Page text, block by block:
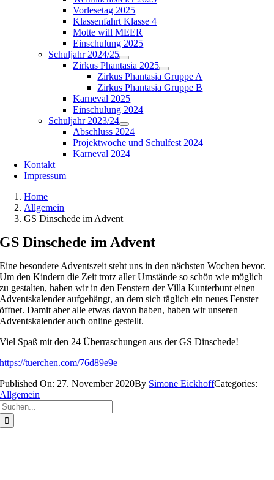
Vorlesetag 2025
Klassenfahrt Klasse 4
Motte will MEER
Einschulung 2025
Schuljahr 2024/25
Zirkus Phantasia 2025
Zirkus Phantasia Gruppe A
Zirkus Phantasia Gruppe B
Karneval 2025
Einschulung 2024
Schuljahr 2023/24
Abschluss 2024
Projektwoche und Schulfest 2024
Karneval 2024
Kontakt
Impressum
Home
Allgemein
GS Dinschede im Advent
GS Dinschede im Advent
Eine besondere Adventszeit steht uns in den nächsten Wochen bevor.
Um den Kindern die Zeit trotz aller Umstände so schön wie möglich
zu gestalten, haben wir in den Fenstern der Villa Kunterbunt einen
Adventskalender aufgehängt, an dem sich täglich ein neues Fenster
öffnet. Damit aber alle etwas davon haben, haben wir unseren
Adventskalender auch online gestellt.
Viel Spaß mit den 24 Überraschungen aus der GS Dinschede!
https://tuerchen.com/76d89e9e
Published On: 27. November 2020By Simone EickhoffCategories:
Allgemein